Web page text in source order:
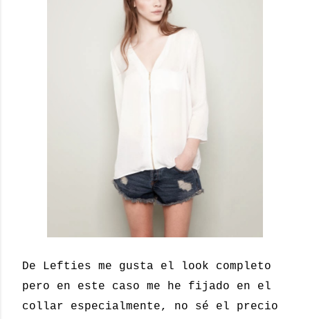
De Lefties me gusta el look completo
pero en este caso me he fijado en el
collar especialmente, no sé el precio